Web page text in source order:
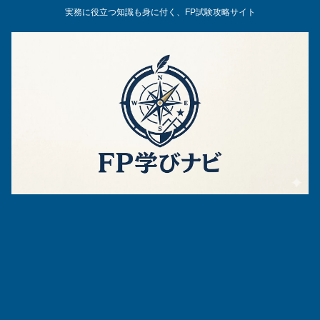
実務に役立つ知識も身に付く、FP試験攻略サイト